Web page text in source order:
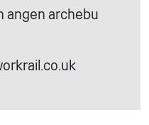
angen archebu